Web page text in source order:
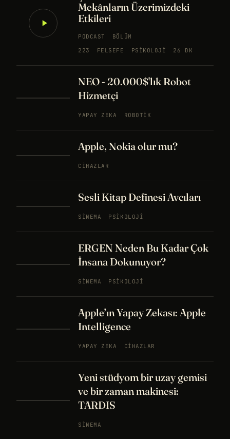
Mekânların Üzerimizdeki
Etkileri
PODCAST
BÖLÜM
223
FELSEFE PSIKOLOJI 26 DK
NEO - 20.000$'lık Robot
Hizmetçi
YAPAY ZEKA ROBOTIK
Apple, Nokia olur mu?
CIHAZLAR
Sesli Kitap Definesi Avcıları
SINEMA PSIKOLOJI
ERGEN Neden Bu Kadar Çok
İnsana Dokunuyor?
SINEMA PSIKOLOJI
Apple’ın Yapay Zekası: Apple
Intelligence
YAPAY ZEKA CIHAZLAR
Yeni stüdyom bir uzay gemisi
ve bir zaman makinesi:
TARDIS
SINEMA